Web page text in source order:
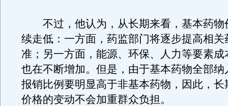
不过，他认为，从长期来看，基本药物
续走低：一方面，药监部门将逐步提高相关
准；另一方面，能源、环保、人力等要素成
也在不断增加。但是，由于基本药物全部纳
报销比例要明显高于非基本药物，因此，长
价格的变动不会加重群众负担。